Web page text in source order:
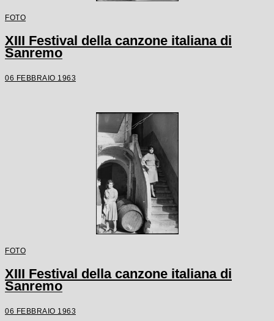
FOTO
XIII Festival della canzone italiana di
Sanremo
06 FEBBRAIO 1963
FOTO
XIII Festival della canzone italiana di
Sanremo
06 FEBBRAIO 1963